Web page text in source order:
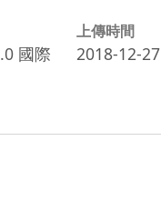
國際
上傳時間
2018-12-27